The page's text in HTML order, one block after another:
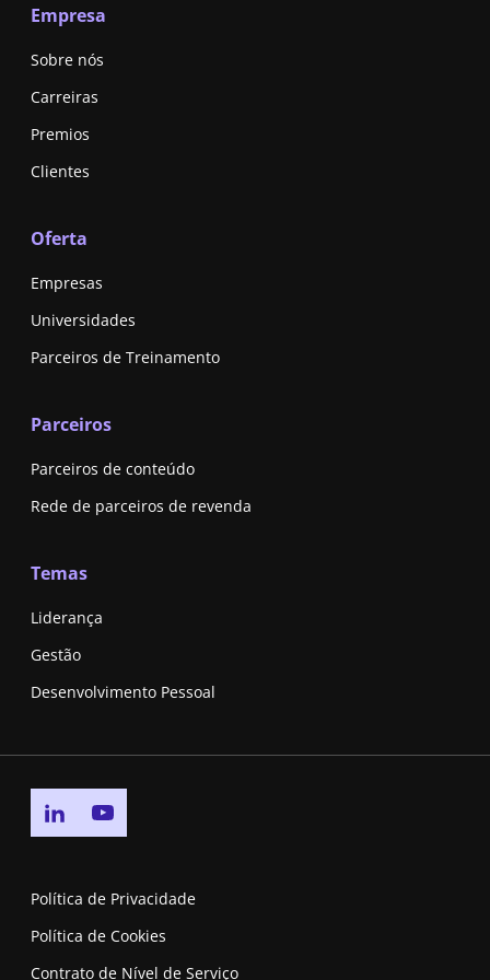
Empresa
Sobre nós
Carreiras
Premios
Clientes
Oferta
Empresas
Universidades
Parceiros de Treinamento
Parceiros
Parceiros de conteúdo
Rede de parceiros de revenda
Temas
Liderança
Gestão
Desenvolvimento Pessoal
Go to linkedin page
Política de Privacidade
Política de Cookies
Contrato de Nível de Serviço